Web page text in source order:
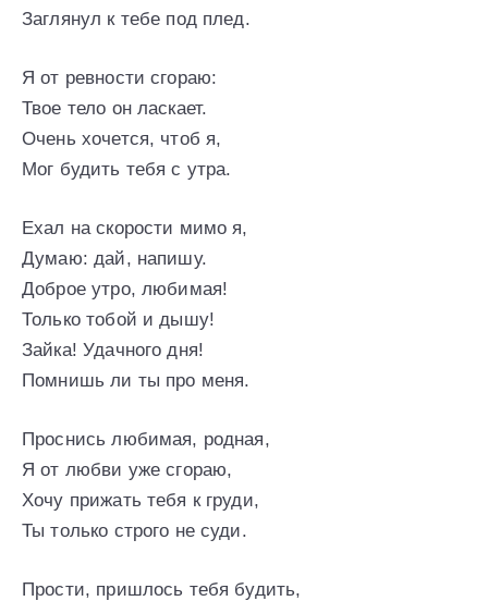
Заглянул к тебе под плед.
Я от ревности сгораю:
Твое тело он ласкает.
Очень хочется, чтоб я,
Мог будить тебя с утра.
Ехал на скорости мимо я,
Думаю: дай, напишу.
Доброе утро, любимая!
Только тобой и дышу!
Зайка! Удачного дня!
Помнишь ли ты про меня.
Проснись любимая, родная,
Я от любви уже сгораю,
Хочу прижать тебя к груди,
Ты только строго не суди.
Прости, пришлось тебя будить,